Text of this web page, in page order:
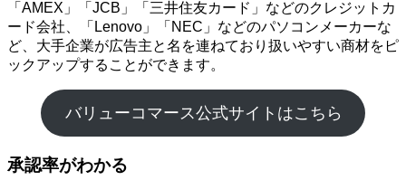
「AMEX」「JCB」「三井住友カード」などのクレジットカ
ード会社、「Lenovo」「NEC」などのパソコンメーカーな
ど、大手企業が広告主と名を連ねており扱いやすい商材をピ
ックアップすることができます。
バリューコマース公式サイトはこちら
承認率がわかる